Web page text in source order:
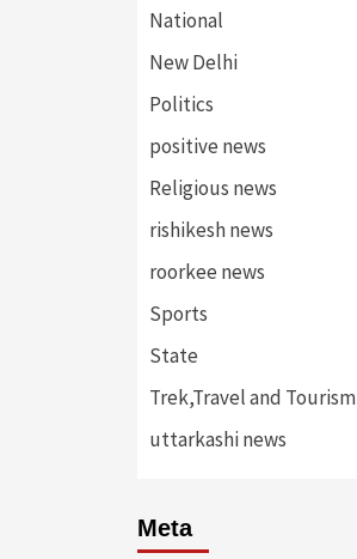
National
New Delhi
Politics
positive news
Religious news
rishikesh news
roorkee news
Sports
State
Trek,Travel and Tourism
uttarkashi news
Meta